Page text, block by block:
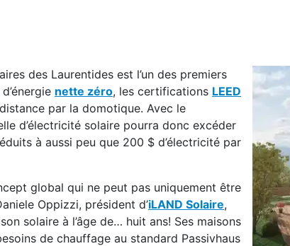
zéro
usinées nettes zéro
des Laurentides est l’un des premiers
nette zéro, les certifications LEED
par la domotique. Avec le
d’électricité solaire pourra donc excéder
à aussi peu que 200 $ d’électricité par
global qui ne peut pas uniquement être
Oppizzi, président d’iLAND Solaire,
solaire à l’âge de… huit ans! Ses maisons
de chauffage au standard Passivhaus